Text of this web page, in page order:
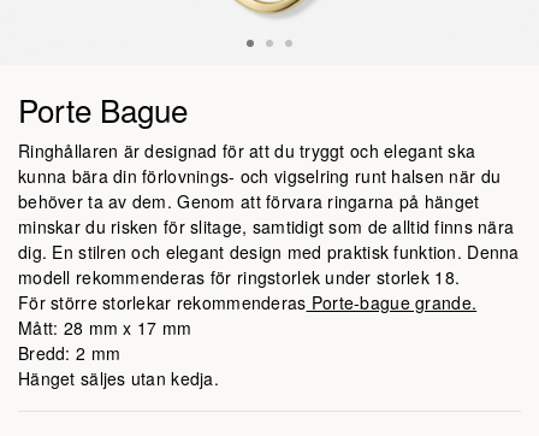
Porte Bague
Ringhållaren är designad för att du tryggt och elegant ska
kunna bära din förlovnings- och vigselring runt halsen när du
behöver ta av dem. Genom att förvara ringarna på hänget
minskar du risken för slitage, samtidigt som de alltid finns nära
dig. En stilren och elegant design med praktisk funktion. Denna
modell rekommenderas för ringstorlek under storlek 18.
För större storlekar rekommenderas Porte-bague grande.
Mått: 28 mm x 17 mm
Bredd: 2 mm
Hänget säljes utan kedja.